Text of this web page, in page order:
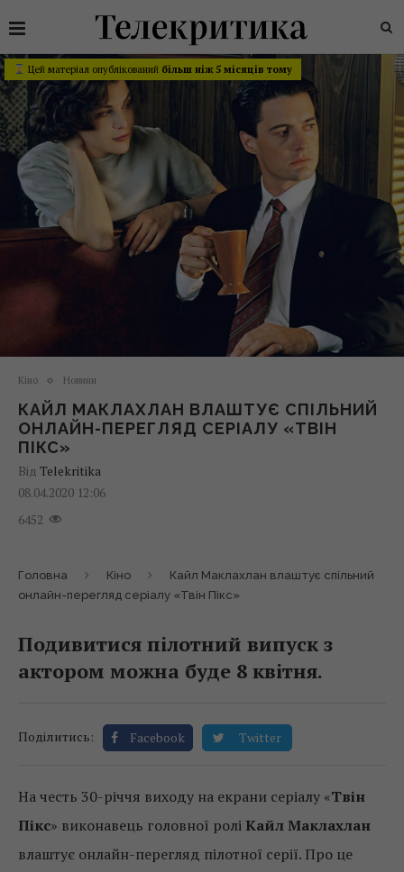
Цей матеріал опублікований більш ніж 5 місяців тому
Кіно Новини
КАЙЛ МАКЛАХЛАН ВЛАШТУЄ СПІЛЬНИЙ
ОНЛАЙН-ПЕРЕГЛЯД СЕРІАЛУ «ТВІН
ПІКС»
Від Telekritika
08.04.2020 12:06
6452
Головна Кіно
Кайл Маклахлан влаштує спільний
онлайн-перегляд серіалу «Твін Пікс»
Подивитися пілотний випуск з
актором можна буде 8 квітня.
Поділитись: Facebook Twitter
На честь 30-річчя виходу на екрани серіалу «Твін
Пікс» виконавець головної ролі Кайл Маклахлан
влаштує онлайн-перегляд пілотної серії. Про це